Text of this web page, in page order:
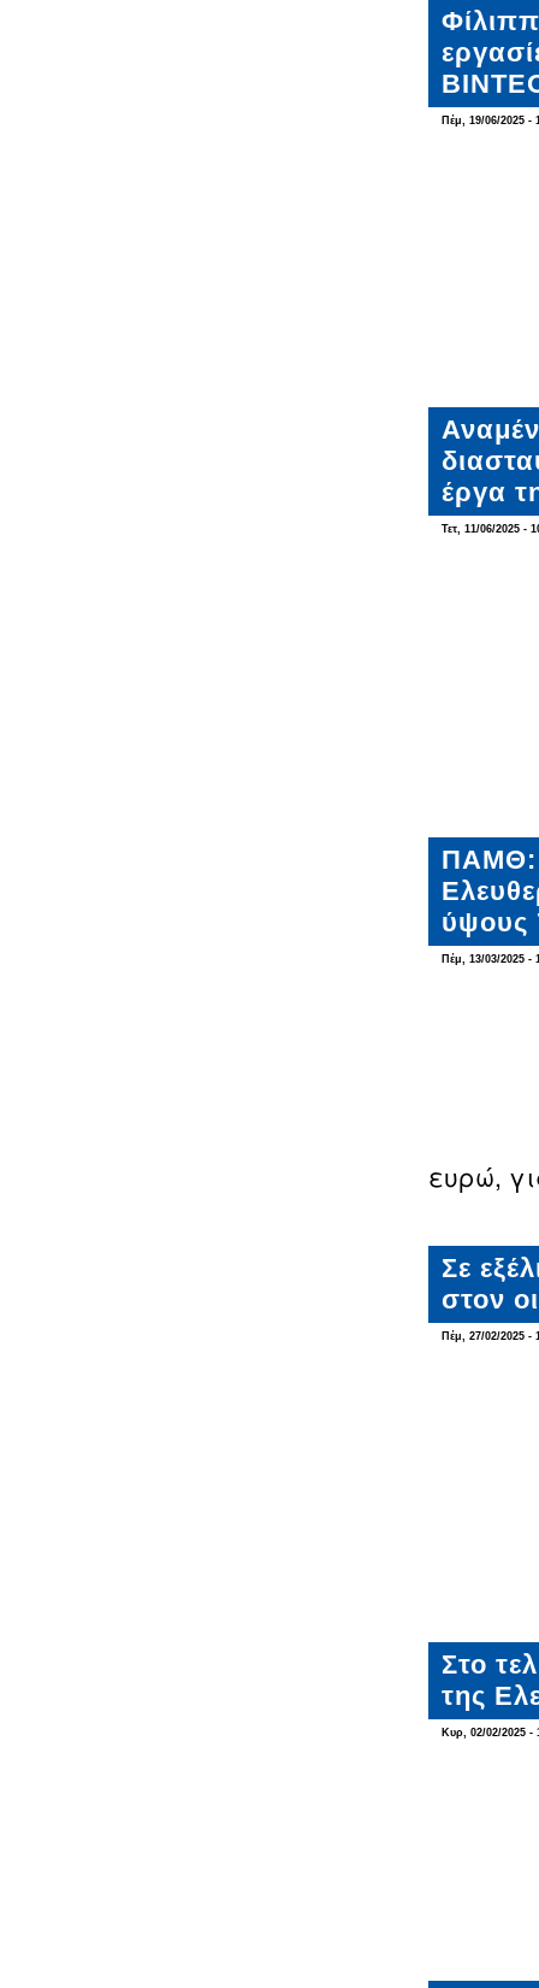
Πέμ, 19/06/2025 -
έργα
Τετ, 11/06/2025 -
ΠΑΜΘ:
ύψους
Πέμ, 13/03/2025 -
ευρώ,
Σε
στον
Πέμ, 27/02/2025 -
Στο
της
Κυρ, 02/02/2025 -